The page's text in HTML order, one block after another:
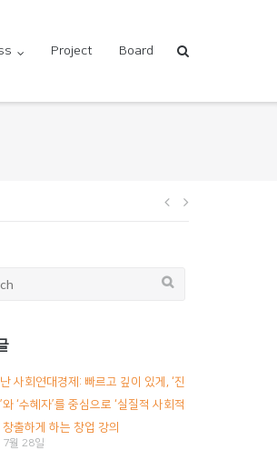
Project Board
내
이
사회연대경제: 빠르고 깊이 있게, ‘진
와 ‘수혜자’를 중심으로 ‘실질적 사회적
창출하게 하는 창업 강의
월 28일